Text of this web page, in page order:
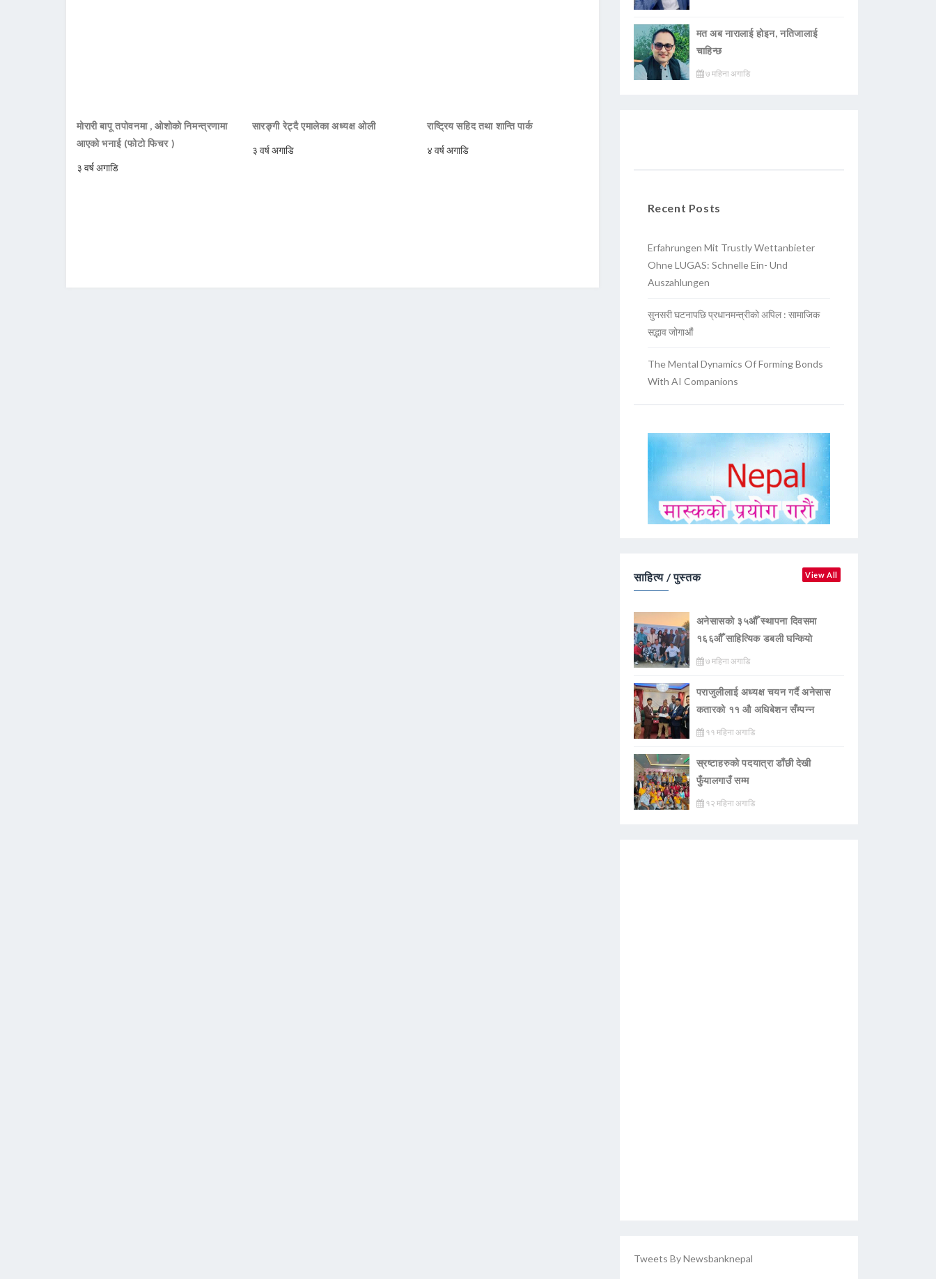
मोरारी बापू तपोवनमा , ओशोको निमन्त्रणामा
आएको भनाई (फोटो फिचर )
३ वर्ष अगाडि
सारङ्गी रेट्दै एमालेका अध्यक्ष ओली
३ वर्ष अगाडि
राष्ट्रिय सहिद तथा शान्ति पार्क
४ वर्ष अगाडि
मत अब नारालाई होइन, नतिजालाई
चाहिन्छ
७ महिना अगाडि
Recent Posts
Erfahrungen Mit Trustly Wettanbieter
Ohne LUGAS: Schnelle Ein- Und
Auszahlungen
सुनसरी घटनापछि प्रधानमन्त्रीको अपिल : सामाजिक
सद्भाव जोगाऔं
The Mental Dynamics Of Forming Bonds
With AI Companions
साहित्य / पुस्तक View All
अनेसासको ३५औँ स्थापना दिवसमा
१६६औँ साहित्यिक डबली घन्कियाे
७ महिना अगाडि
पराजुलीलाई अध्यक्ष चयन गर्दै अनेसास
कतारको ११ औ अधिबेशन सँम्पन्न
११ महिना अगाडि
स्रष्टाहरुको पदयात्रा डाँछी देखी
फुँयालगाउँ सम्म
१२ महिना अगाडि
Tweets By Newsbanknepal